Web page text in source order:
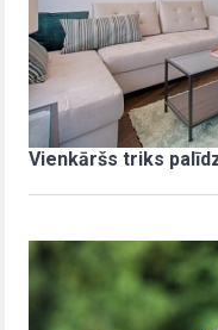
Vienkāršs triks